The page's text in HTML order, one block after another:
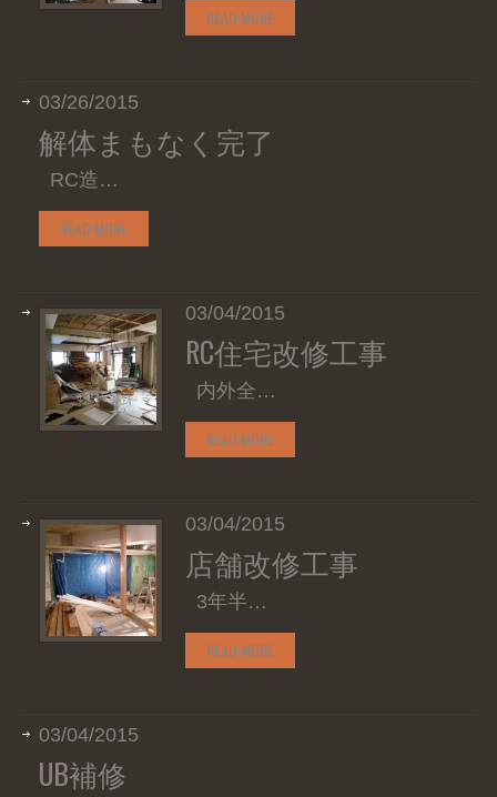
READ MORE
03/26/2015
解体まもなく完了
RC造…
READ MORE
03/04/2015
RC住宅改修工事
内外全…
READ MORE
03/04/2015
店舗改修工事
3年半…
READ MORE
03/04/2015
UB補修